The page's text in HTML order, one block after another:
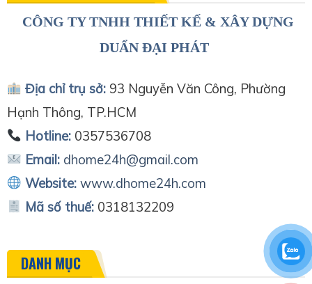
CÔNG TY TNHH THIẾT KẾ & XÂY DỰNG
DUẨN ĐẠI PHÁT
Địa chỉ trụ sở:93 Nguyễn Văn Công, Phường
Hạnh Thông, TP.HCM
Hotline:0357536708
Email: dhome24h@gmail.com
Website: www.dhome24h.com
Mã số thuế: 0318132209
DANH MỤC